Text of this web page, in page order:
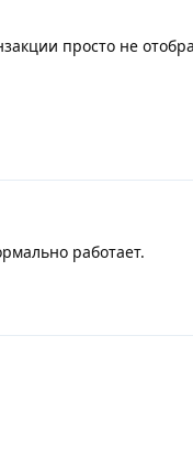
просто не
работает.